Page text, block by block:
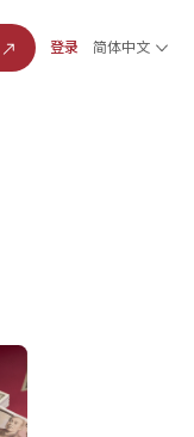
登录 简体中文